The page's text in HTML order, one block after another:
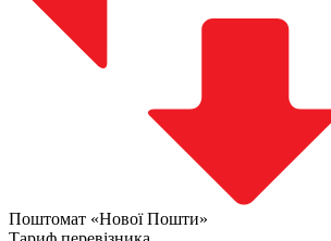
Поштомат «Нової Пошти»